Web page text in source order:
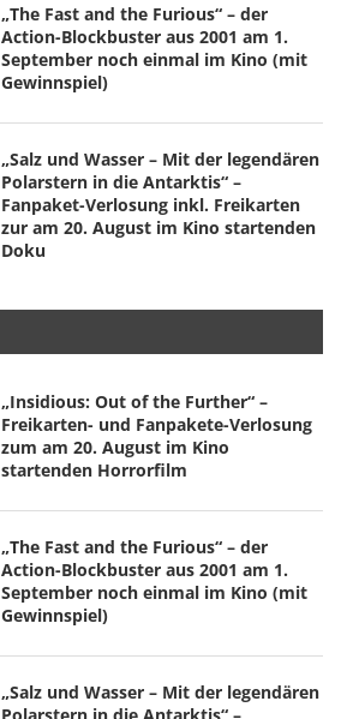
„The Fast and the Furious“ – der
Action-Blockbuster aus 2001 am 1.
September noch einmal im Kino (mit
Gewinnspiel)
„Salz und Wasser – Mit der legendären
Polarstern in die Antarktis“ –
Fanpaket-Verlosung inkl. Freikarten
zur am 20. August im Kino startenden
Doku
„Insidious: Out of the Further“ –
Freikarten- und Fanpakete-Verlosung
zum am 20. August im Kino
startenden Horrorfilm
„The Fast and the Furious“ – der
Action-Blockbuster aus 2001 am 1.
September noch einmal im Kino (mit
Gewinnspiel)
„Salz und Wasser – Mit der legendären